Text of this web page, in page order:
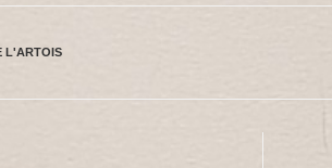
la
L'ARTOIS